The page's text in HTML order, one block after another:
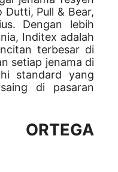
Pull & Bear,
Dengan lebih
Inditex adalah
terbesar di
setiap jenama di
standard yang
di pasaran
ORTEGA